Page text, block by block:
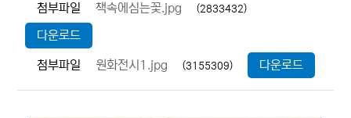
첨부파일 책속에심는꽃.jpg (2833432)
다운로드
첨부파일 원화전시1.jpg (3155309) 다운로드